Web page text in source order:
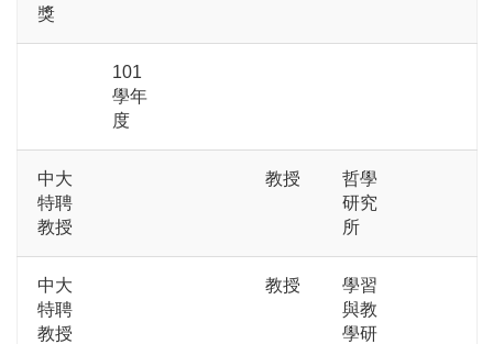
獎
101
學年
度
中大
特聘
教授
教授
哲學
研究
所
中大
特聘
教授
教授
學習
與教
學研